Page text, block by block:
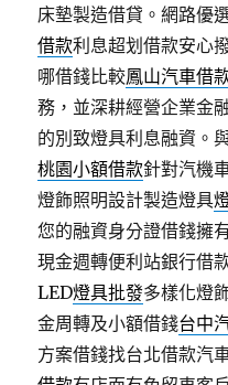
床墊製造借貸。網路優
借款利息超划借款安心
哪借錢比較鳳山汽車借
務，並深耕經營企業金
的別致燈具利息融資。
桃園小額借款針對汽機
燈飾照明設計製造燈具
您的融資身分證借錢擁
現金週轉便利站銀行借
LED燈具批發多樣化燈
金周轉及小額借錢台中
方案借錢找台北借款汽